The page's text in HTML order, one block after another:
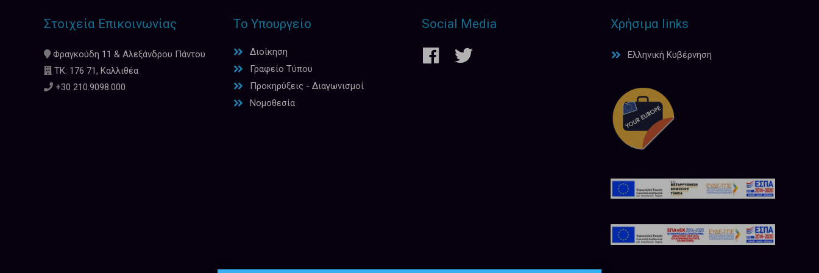
Στοιχεία Επικοινωνίας
Φραγκούδη 11 & Αλεξάνδρου Πάντου
ΤΚ: 176 71, Καλλιθέα
+30 210.9098.000
Το Υπουργείο
Διοίκηση
Γραφείο Τύπου
Προκηρύξεις - Διαγωνισμοί
Νομοθεσία
Social Media Χρήσιμα links
Ελληνική Κυβέρνηση